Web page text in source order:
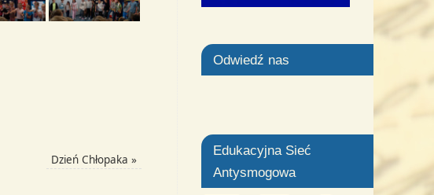
Dzień Chłopaka »
Odwiedź nas
Edukacyjna Sieć
Antysmogowa